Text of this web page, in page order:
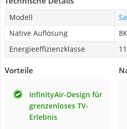
Modell
Native Auflösung
8K
Energieeffizienzklasse
Vorteile
InfinityAir-Design für
grenzenloses TV-
Erlebnis